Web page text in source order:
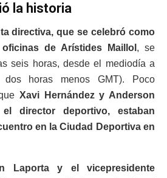
la historia
directiva, que se celebró como
de Arístides Maillol , se
seis horas, desde el mediodía a
dos horas menos GMT). Poco
Xavi Hernández y Anderson
el director deportivo, estaban
en la Ciudad Deportiva en
Laporta y el vicepresidente